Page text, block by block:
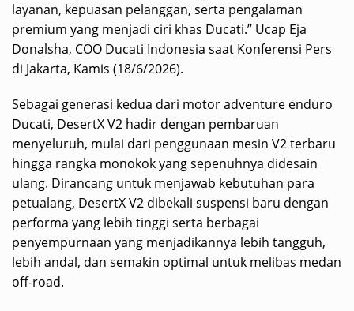
layanan, kepuasan pelanggan, serta pengalaman
premium yang menjadi ciri khas Ducati.” Ucap Eja
Donalsha, COO Ducati Indonesia saat Konferensi Pers
di Jakarta, Kamis (18/6/2026).
Sebagai generasi kedua dari motor adventure enduro
Ducati, DesertX V2 hadir dengan pembaruan
menyeluruh, mulai dari penggunaan mesin V2 terbaru
hingga rangka monokok yang sepenuhnya didesain
ulang. Dirancang untuk menjawab kebutuhan para
petualang, DesertX V2 dibekali suspensi baru dengan
performa yang lebih tinggi serta berbagai
penyempurnaan yang menjadikannya lebih tangguh,
lebih andal, dan semakin optimal untuk melibas medan
off-road.